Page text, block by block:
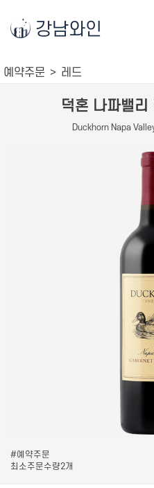
강남와인
예약주문 레드
덕혼 나파밸리
Duckhorn Napa
#예약주문
최소주문수량2개